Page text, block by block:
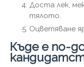
Доста лек,
тялото.
Оцветяване
Къде е по-